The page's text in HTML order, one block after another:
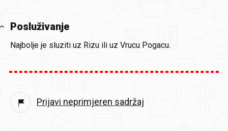
Posluživanje
Najbolje je sluziti uz Rizu ili uz Vrucu Pogacu.
Prijavi neprimjeren sadržaj